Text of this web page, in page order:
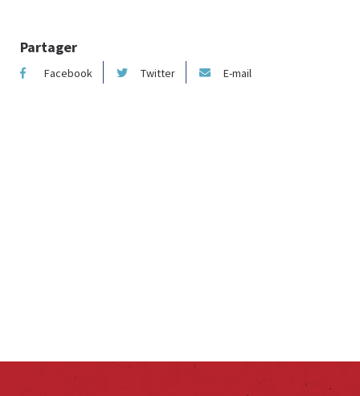
Partager
Facebook Twitter E-mail